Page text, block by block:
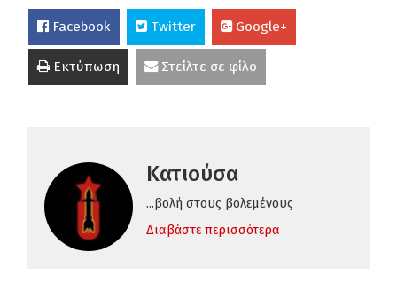
Facebook Twitter Google+
Εκτύπωση Στείλτε σε φίλο
Κατιούσα
...βολή στους βολεμένους
Διαβάστε περισσότερα